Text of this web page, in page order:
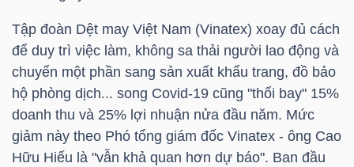
Tập đoàn Dệt may Việt Nam (Vinatex) xoay đủ cách
để duy trì việc làm, không sa thải người lao động và
chuyển một phần sang sản xuất khẩu trang, đồ bảo
hộ phòng dịch... song Covid-19 cũng "thổi bay" 15%
doanh thu và 25% lợi nhuận nửa đầu năm. Mức
giảm này theo Phó tổng giám đốc Vinatex - ông Cao
Hữu Hiếu là "vẫn khả quan hơn dự báo". Ban đầu
HÀNG
HÓA